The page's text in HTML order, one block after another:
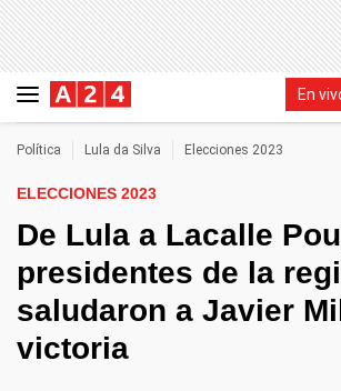
En
Política Lula da Silva Elecciones 2023
ELECCIONES 2023
De Lula a Lacalle
presidentes de la
saludaron a Javier
victoria